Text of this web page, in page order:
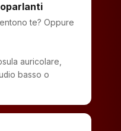
te? Oppure
auricolare,
basso o